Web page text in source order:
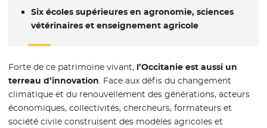
Six écoles supérieures en agronomie, sciences
vétérinaires et enseignement agricole
Forte de ce patrimoine vivant, l’Occitanie est aussi un
terreau d’innovation. Face aux défis du changement
climatique et du renouvellement des générations, acteurs
économiques, collectivités, chercheurs, formateurs et
société civile construisent des modèles agricoles et